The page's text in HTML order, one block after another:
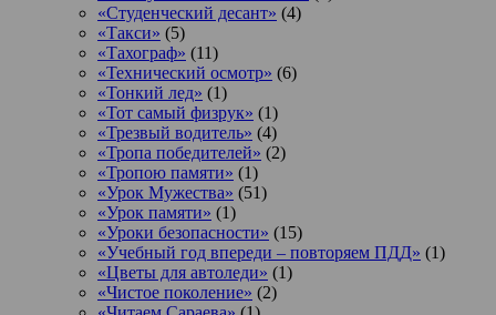
«Студенческий десант» (4)
«Такси» (5)
«Тахограф» (11)
«Технический осмотр» (6)
«Тонкий лед» (1)
«Тот самый физрук» (1)
«Трезвый водитель» (4)
«Тропа победителей» (2)
«Тропою памяти» (1)
«Урок Мужества» (51)
«Урок памяти» (1)
«Уроки безопасности» (15)
«Учебный год впереди – повторяем ПДД» (1)
«Цветы для автоледи» (1)
«Чистое поколение» (2)